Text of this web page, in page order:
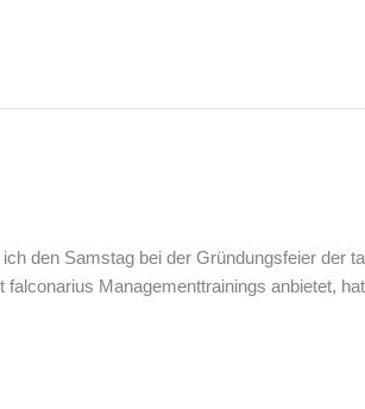
den Samstag bei der Gründungsfeier der
Managementtrainings anbietet,